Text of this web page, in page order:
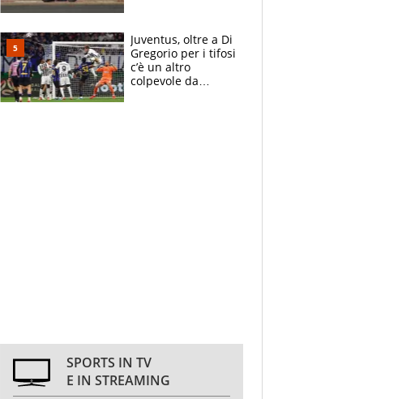
ed eroico
Juventus, oltre a Di
Gregorio per i tifosi
c’è un altro
colpevole da
SPORTS IN TV
E IN STREAMING